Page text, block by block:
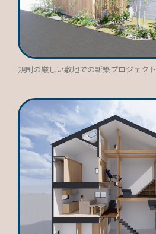
規制の厳しい敷地での新築プロジェクト